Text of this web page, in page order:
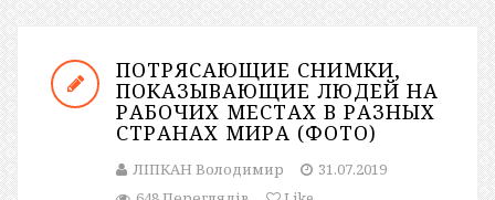
ПОТРЯСАЮЩИЕ СНИМКИ,
ПОКАЗЫВАЮЩИЕ ЛЮДЕЙ НА
РАБОЧИХ МЕСТАХ В РАЗНЫХ
СТРАНАХ МИРА (ФОТО)
ЛІПКАН Володимир
31.07.2019